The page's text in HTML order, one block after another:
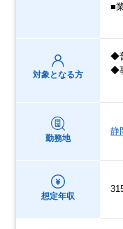
■
対象となる方
◆
◆
勤務地
静
想定年収